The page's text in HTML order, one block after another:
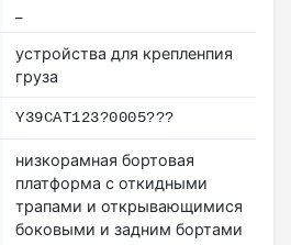
устройства для крепленпия
груза
Y39CАТ123?0005???
низкорамная бортовая
платформа с откидными
трапами и открывающимися
боковыми и задним бортами